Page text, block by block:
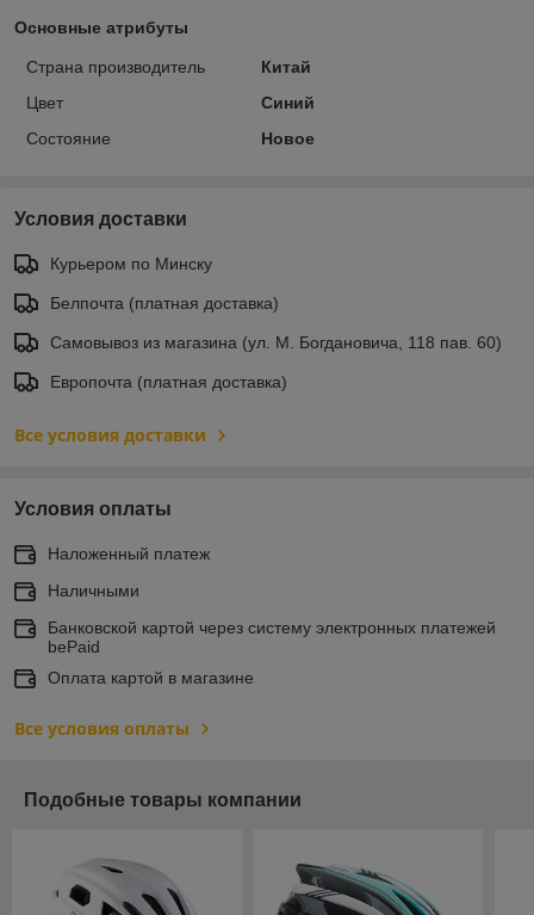
Основные атрибуты
Страна производитель
Китай
Цвет
Синий
Состояние
Новое
Условия доставки
Курьером по Минску
Белпочта (платная доставка)
Самовывоз из магазина (ул. М. Богдановича, 118 пав. 60)
Европочта (платная доставка)
Все условия доставки
Условия оплаты
Наложенный платеж
Наличными
Банковской картой через систему электронных платежей
bePaid
Оплата картой в магазине
Все условия оплаты
Подобные товары компании